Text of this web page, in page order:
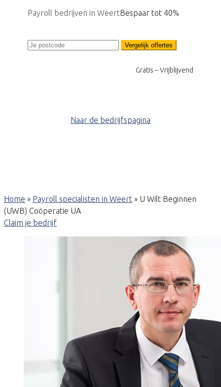
Payroll bedrijven in WeertBespaar tot 40%
Vergelijk offertes
Gratis – Vrijblijvend
Naar de bedrijfspagina
Home » Payroll specialisten in Weert » U Wilt Beginnen
(UWB) Coöperatie UA
Claim je bedrijf